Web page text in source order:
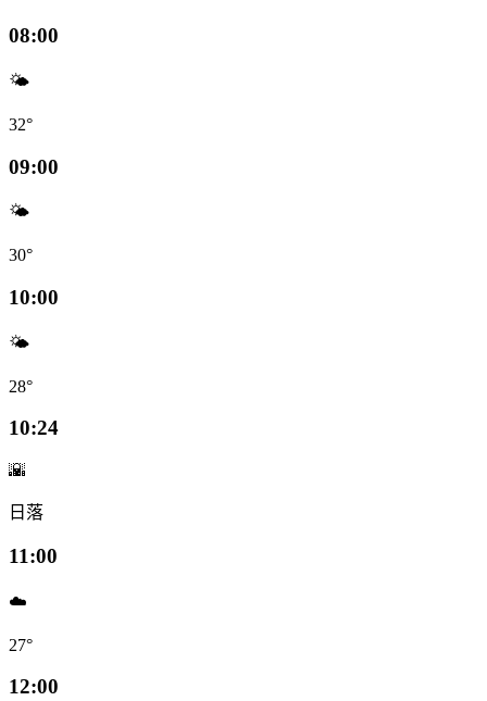
08:00
🌤️
32°
09:00
🌤️
30°
10:00
🌤️
28°
10:24
🌇
日落
11:00
☁️
27°
12:00